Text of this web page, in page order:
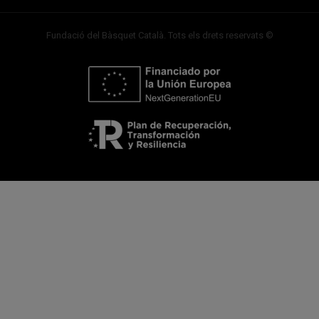
Fundació del Bàsquet Català. Tots els drets reservats ©